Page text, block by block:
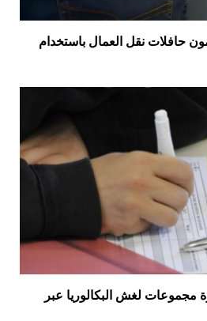
حافلات نقل العمال باستخدام
مجموعات لغش البكالوريا عبر